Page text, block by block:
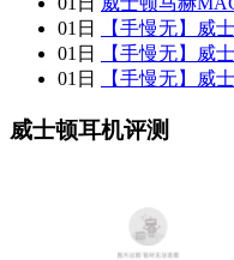
01日
【手慢无】威
01日
【手慢无】威
01日
【手慢无】威
威士顿耳机评测